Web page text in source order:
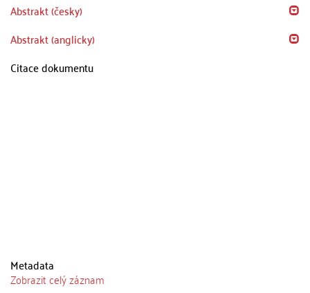
Abstrakt (česky)
Abstrakt (anglicky)
Citace dokumentu
Metadata
Zobrazit celý záznam